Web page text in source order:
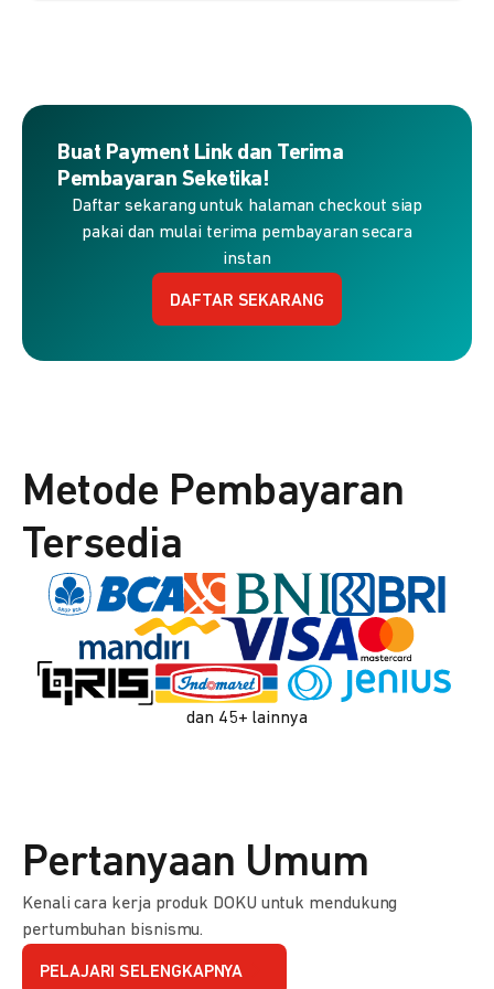
Buat Payment Link dan Terima
Pembayaran Seketika!
Daftar sekarang untuk halaman checkout siap
pakai dan mulai terima pembayaran secara
instan
DAFTAR SEKARANG
Metode Pembayaran
Tersedia
dan 45+ lainnya
Pertanyaan Umum
Kenali cara kerja produk DOKU untuk mendukung
pertumbuhan bisnismu.
PELAJARI SELENGKAPNYA